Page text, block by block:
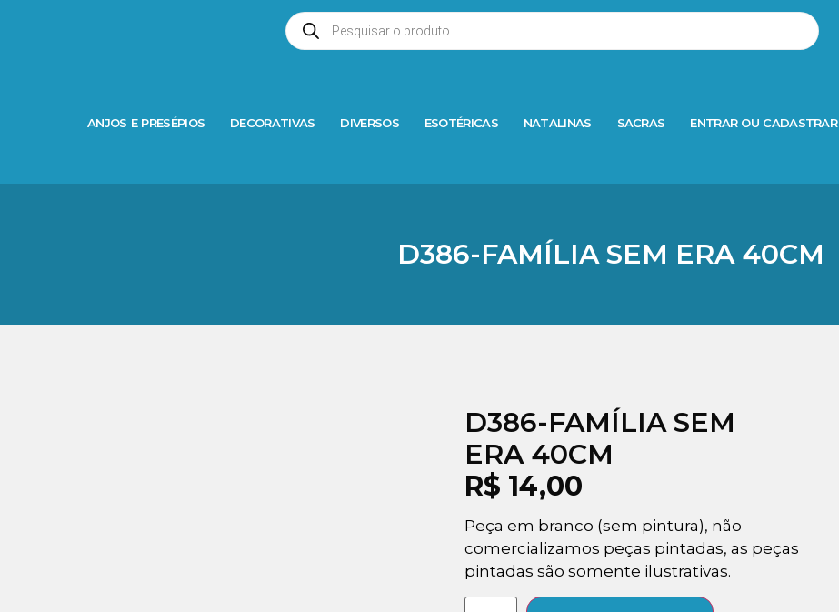
ANJOS E PRESÉPIOS DECORATIVAS DIVERSOS ESOTÉRICAS NATALINAS SACRAS ENTRAR OU CADASTRAR
D386-FAMÍLIA SEM ERA 40CM
D386-FAMÍLIA SEM
ERA 40CM
R$ 14,00
Peça em branco (sem pintura), não
comercializamos peças pintadas, as peças
pintadas são somente ilustrativas.